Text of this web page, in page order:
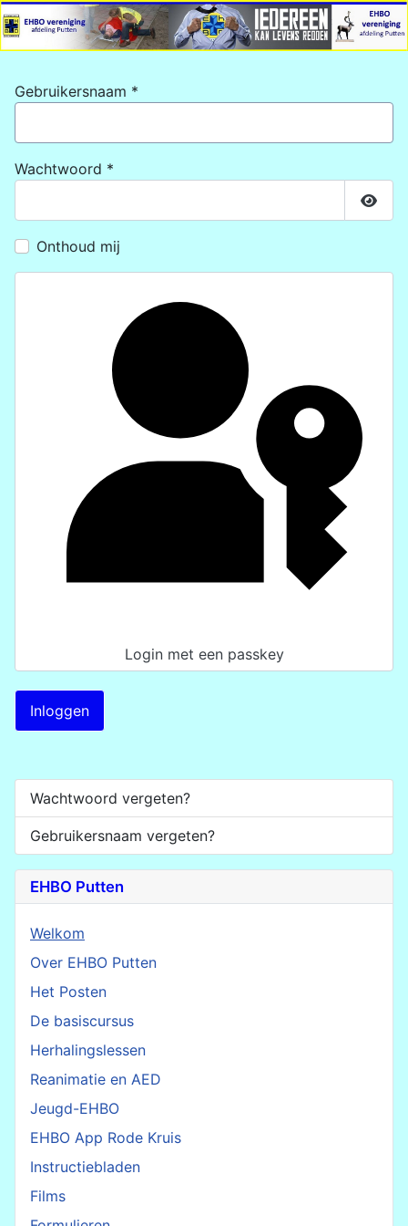
EHBO Putten
Welkom
Over EHBO Putten
Het Posten
De basiscursus
Herhalingslessen
Reanimatie en AED
Jeugd-EHBO
EHBO App Rode Kruis
Instructiebladen
Films
Gebruikersnaam *
Wachtwoord *
Toon
Onthoud mij
Login met een passkey
Inloggen
Wachtwoord vergeten?
Gebruikersnaam vergeten?